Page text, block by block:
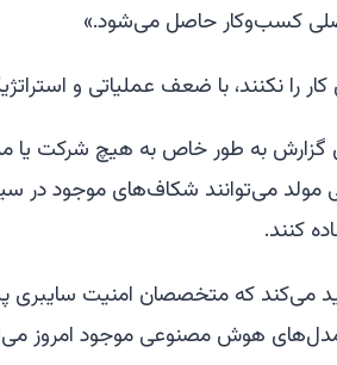
کسب‌وکار حاصل می‌شود.»
کار را نکنند، با ضعف عملیاتی و
گزارش به طور خاص به هیچ شرکت
می‌توانند شکاف‌های موجود در
کنند.
می‌کند که متخصصان امنیت سایبری
هوش مصنوعی موجود امروز